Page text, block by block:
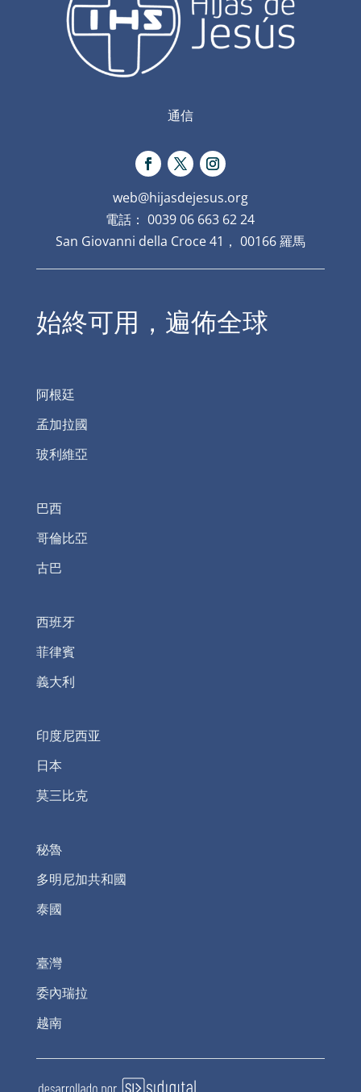
通信
web@hijasdejesus.org
電話： 0039 06 663 62 24
San Giovanni della Croce 41， 00166 羅馬
始終可用，遍佈全球
阿根廷
孟加拉國
玻利維亞
巴西
哥倫比亞
古巴
西班牙
菲律賓
義大利
印度尼西亚
日本
莫三比克
秘魯
多明尼加共和國
泰國
臺灣
委內瑞拉
越南